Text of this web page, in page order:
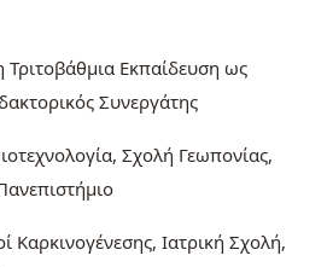
Τριτοβάθμια Εκπαίδευση ως
Συνεργάτης
Σχολή Γεωπονίας,
Ιατρική Σχολή,